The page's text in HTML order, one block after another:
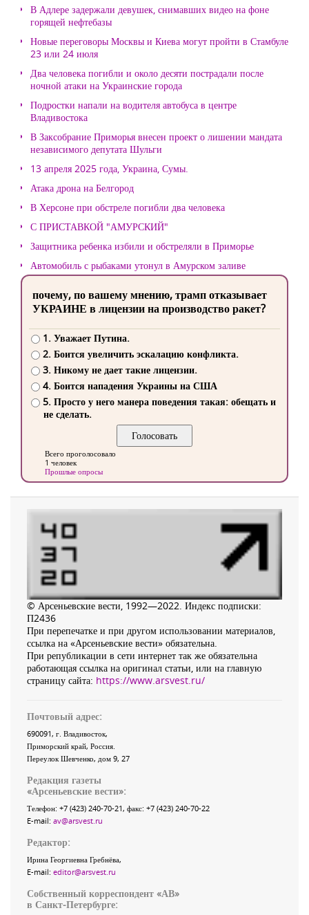
В Адлере задержали девушек, снимавших видео на фоне
горящей нефтебазы
Новые переговоры Москвы и Киева могут пройти в Стамбуле
23 или 24 июля
Два человека погибли и около десяти пострадали после
ночной атаки на Украинские города
Подростки напали на водителя автобуса в центре
Владивостока
В Заксобрание Приморья внесен проект о лишении мандата
независимого депутата Шульги
13 апреля 2025 года, Украина, Сумы.
Атака дрона на Белгород
В Херсоне при обстреле погибли два человека
С ПРИСТАВКОЙ "АМУРСКИЙ"
Защитника ребенка избили и обстреляли в Приморье
Автомобиль с рыбаками утонул в Амурском заливе
почему, по вашему мнению, трамп отказывает
УКРАИНЕ в лицензии на производство ракет?
1. Уважает Путина.
2. Боится увеличить эскалацию конфликта.
3. Никому не дает такие лицензии.
4. Боится нападения Украины на США
5. Просто у него манера поведения такая: обещать и
не сделать.
Всего проголосовало
1 человек
Прошлые опросы
© Арсеньевские вести, 1992—2022. Индекс подписки:
П2436
При перепечатке и при другом использовании материалов,
ссылка на «Арсеньевские вести» обязательна.
При републикации в сети интернет так же обязательна
работающая ссылка на оригинал статьи, или на главную
страницу сайта: https://www.arsvest.ru/
Почтовый адрес:
690091, г. Владивосток,
Приморский край, Россия
Переулок Шевченко, дом 9, 27
Редакция газеты
«Арсеньевские вести»:
Телефон: +7 (423) 240-70-21, факс: +7 (423) 240-70-22
E-mail: av@arsvest.ru
Редактор:
Ирина Георгиевна Гребнёва,
E-mail: editor@arsvest.ru
Собственный корреспондент «АВ»
в Санкт-Петербурге: